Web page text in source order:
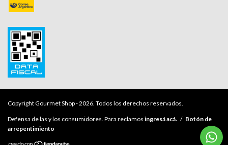
Copyright Gourmet Shop - 2026. Todos los derechos reservados.
Defensa de las y los consumidores. Para reclamos ingresá acá. / Botón de
arrepentimiento